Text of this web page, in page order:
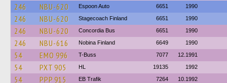
246 NBU-620 Espoon Auto 6651 1990
246 NBU-620 Stagecoach Finland 6651 1990
246 NBU-620 Concordia Bus 6651 1990
246 NBU-616 Nobina Finland 6649 1990
54 EMO 996 T-Buss 7077 12.1991
54 PXT 905 HL 19135 1992
54 PPP 915 EB Trafik 7264 10.1992